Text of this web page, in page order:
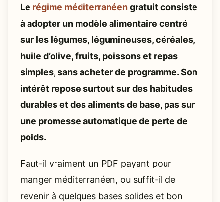
Le régime méditerranéengratuit consiste
à adopter un modèle alimentaire centré
sur les légumes, légumineuses, céréales,
huile d’olive, fruits, poissons et repas
simples, sans acheter de programme. Son
intérêt repose surtout sur des habitudes
durables et des aliments de base, pas sur
une promesse automatique de perte de
poids.
Faut-il vraiment un PDF payant pour
manger méditerranéen, ou suffit-il de
revenir à quelques bases solides et bon